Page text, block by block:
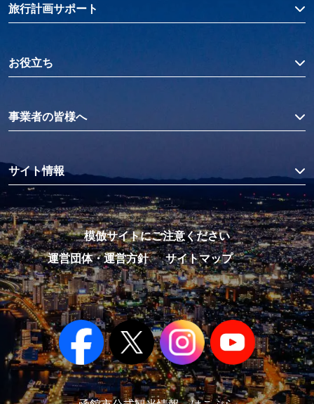
旅行計画サポート
お役立ち
事業者の皆様へ
サイト情報
模倣サイトにご注意ください
運営団体・運営方針
サイトマップ